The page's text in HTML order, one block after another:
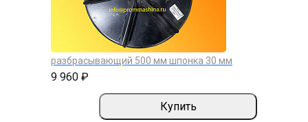
разбрасывающий 500 мм шпонка 30 мм
9 960 ₽
Купить